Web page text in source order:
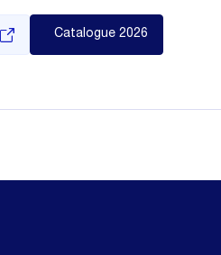
Catalogue 2026